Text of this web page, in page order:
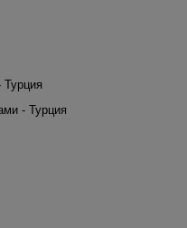
Турция
- Турция